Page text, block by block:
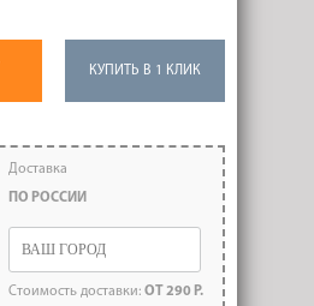
КУПИТЬ В 1 КЛИК
Доставка
ПО РОССИИ
Стоимость доставки: ОТ 290 Р.